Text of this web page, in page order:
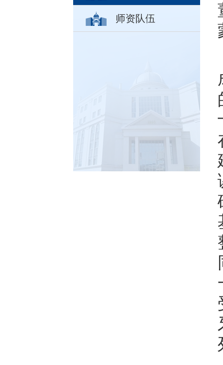
师资队伍